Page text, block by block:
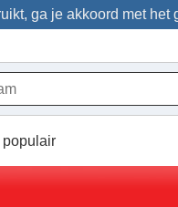
ga je akkoord met het
populair